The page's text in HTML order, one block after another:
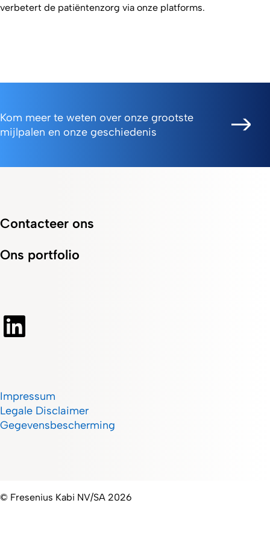
verbetert de patiëntenzorg via onze platforms.
Kom meer te weten over onze grootste
mijlpalen en onze geschiedenis
Contacteer ons
Ons portfolio
Impressum
Legale Disclaimer
Gegevensbescherming
© Fresenius Kabi NV/SA 2026